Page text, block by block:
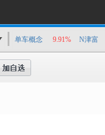
单车概念 9.91% N津富